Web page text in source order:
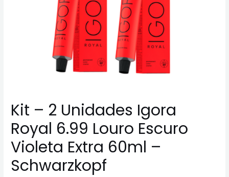
Kit – 2 Unidades Igora
Royal 6.99 Louro Escuro
Violeta Extra 60ml –
Schwarzkopf